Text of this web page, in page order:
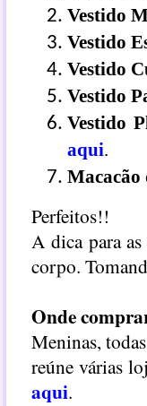
Vestido
Vestido
Vestido
Vestido
Vestido
aqui.
Macacão
Perfeitos!!
A dica para
corpo.
Onde
Meninas,
reúne várias
aqui.